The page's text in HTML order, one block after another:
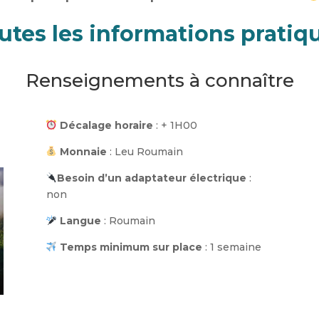
les informations
Renseignements à connaître
Décalage horaire : + 1H00
Monnaie : Leu Roumain
Besoin d’un adaptateur électrique :
non
Langue : Roumain
Temps minimum sur place : 1 semaine